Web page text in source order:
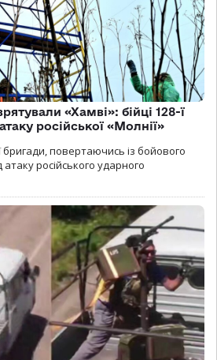
«Хамві»: бійці 128-ї
російської «Молнії»
бригади, повертаючись із бойового
російського ударного